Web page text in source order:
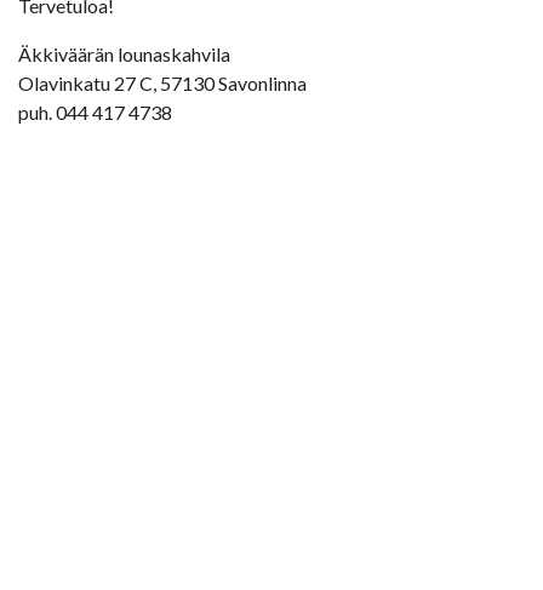
Tervetuloa!
Äkkiväärän lounaskahvila
Olavinkatu 27 C, 57130 Savonlinna
puh. 044 417 4738